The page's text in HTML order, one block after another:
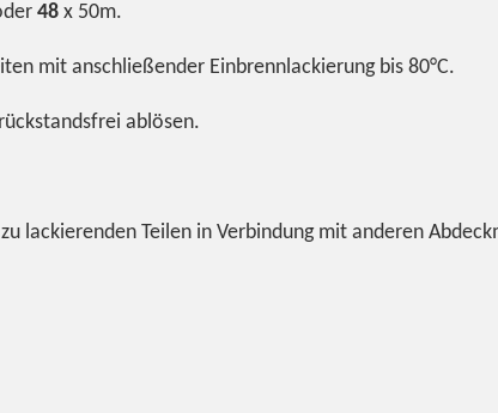
48 x 50m.
mit anschließender Einbrennlackierung bis 80°C.
ablösen.
lackierenden Teilen in Verbindung mit anderen